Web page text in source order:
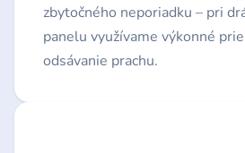
zbytočného neporiadku – pri
panelu využívame výkonné
odsávanie prachu.